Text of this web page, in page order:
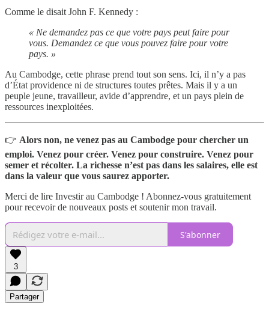
Comme le disait John F. Kennedy :
« Ne demandez pas ce que votre pays peut faire pour
vous. Demandez ce que vous pouvez faire pour votre
pays. »
Au Cambodge, cette phrase prend tout son sens. Ici, il n’y a pas
d’État providence ni de structures toutes prêtes. Mais il y a un
peuple jeune, travailleur, avide d’apprendre, et un pays plein de
ressources inexploitées.
👉 Alors non, ne venez pas au Cambodge pour chercher un
emploi. Venez pour créer. Venez pour construire. Venez pour
semer et récolter. La richesse n’est pas dans les salaires, elle est
dans la valeur que vous saurez apporter.
Merci de lire Investir au Cambodge ! Abonnez-vous gratuitement
pour recevoir de nouveaux posts et soutenir mon travail.
S'abonner
3
Partager